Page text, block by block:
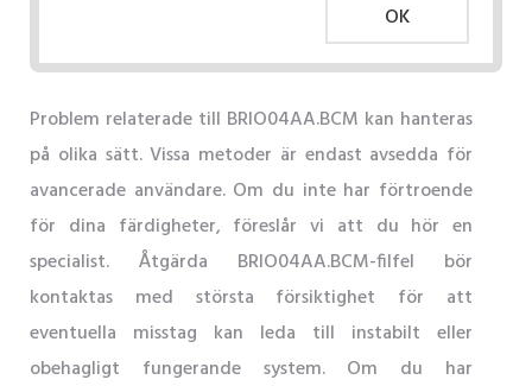
OK
Problem relaterade till BRIO04AA.BCM kan hanteras
på olika sätt. Vissa metoder är endast avsedda för
avancerade användare. Om du inte har förtroende
för dina färdigheter, föreslår vi att du hör en
specialist. Åtgärda BRIO04AA.BCM-filfel bör
kontaktas med största försiktighet för att
eventuella misstag kan leda till instabilt eller
obehagligt fungerande system. Om du har